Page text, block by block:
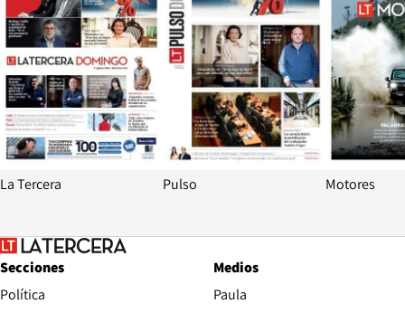
La Tercera Pulso Motores
Secciones
Política
Medios
Paula